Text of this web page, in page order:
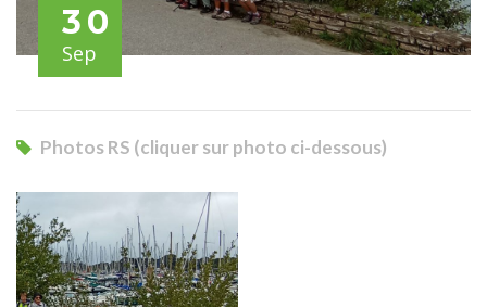
30
Sep
Photos RS (cliquer sur photo ci-dessous)